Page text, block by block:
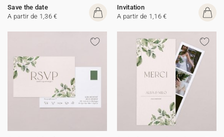
Save the date
A partir de 1,36 €
Invitation
A partir de 1,16 €